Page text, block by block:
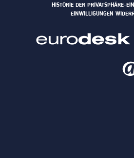
HISTORIE DER PRIVATSPHÄRE-
EINWILLIGUNGEN